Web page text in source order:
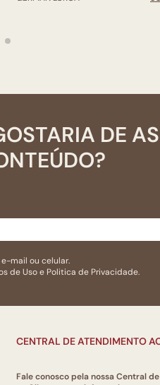
DE
mail ou celular.
de Usoe Politica de Privacidade.
CENTRAL DE ATENDIMENTO
Fale conosco pela nossa Central